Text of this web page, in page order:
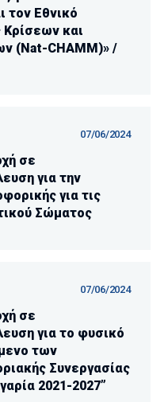
τον Εθνικό
Κρίσεων και
(Nat-CHAMM)» /
07/06/2024
σε
για την
για τις
Σώματος
07/06/2024
σε
για το φυσικό
των
Συνεργασίας
2021-2027”